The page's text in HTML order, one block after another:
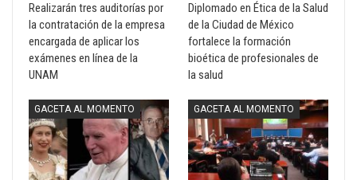
Realizarán tres auditorías por
la contratación de la empresa
encargada de aplicar los
exámenes en línea de la
UNAM
Diplomado en Ética de la Salud
de la Ciudad de México
fortalece la formación
bioética de profesionales de
la salud
GACETA AL MOMENTO GACETA AL MOMENTO